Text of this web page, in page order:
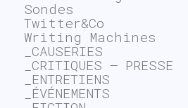
Sondes
Twitter&Co
Writing Machines
_CAUSERIES
_CRITIQUES – PRESSE
_ENTRETIENS
_ÉVÉNEMENTS